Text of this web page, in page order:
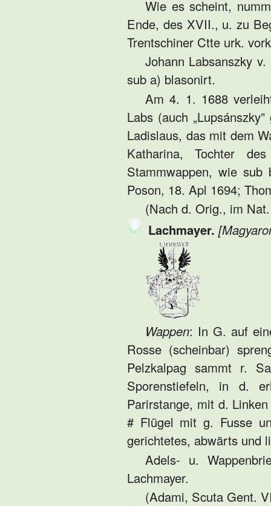
Wie es scheint,
Ende, des XVII., u. zu
Trentschiner Ctte urk.
Johann Labsanszky
sub a) blasonirt.
Am 4. 1. 1688
Labs (auch
Ladislaus, das mit dem
Katharina, Tochter
Stammwappen, wie
Poson, 18. Apl 1694;
(Nach d. Orig., im
Lachmayer.
Wappen: In G. auf
Rosse (scheinbar)
Pelzkalpag sammt r.
Sporenstiefeln, in d.
Parirstange, mit d.
# Flügel mit g. Fusse
gerichtetes, abwärts und
Adels- u.
Lachmayer.
(Adami, Scuta Gent.